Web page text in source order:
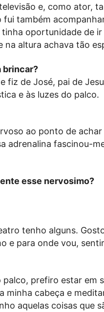
e, como ator,
fui também
oportunidade de ir
na altura achava tão
brincar?
fiz de José, pai de
e às luzes do palco.
ao ponto de achar
adrenalina fascinou-
esse nervosimo?
tenho alguns.
e para onde vou,
prefiro estar em
minha cabeça e
aquelas coisas que